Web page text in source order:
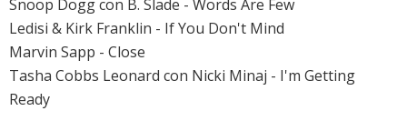
Snoop Dogg con B. Slade - Words Are Few
Ledisi & Kirk Franklin - If You Don't Mind
Marvin Sapp - Close
Tasha Cobbs Leonard con Nicki Minaj - I'm Getting
Ready